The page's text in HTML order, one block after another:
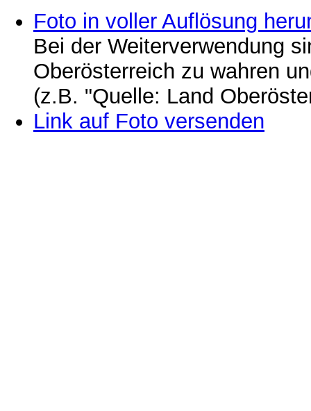
Foto in voller Auflösung
Bei der Weiterverwendung
Oberösterreich zu wahren
(z.B. "Quelle: Land
Link auf Foto versenden